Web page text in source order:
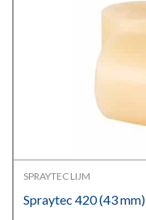
SPRAYTEC LIJM
Spraytec 420 (43 mm)